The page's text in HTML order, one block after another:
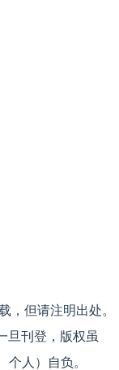
，但请注明出处。
旦刊登，版权虽
个人）自负。